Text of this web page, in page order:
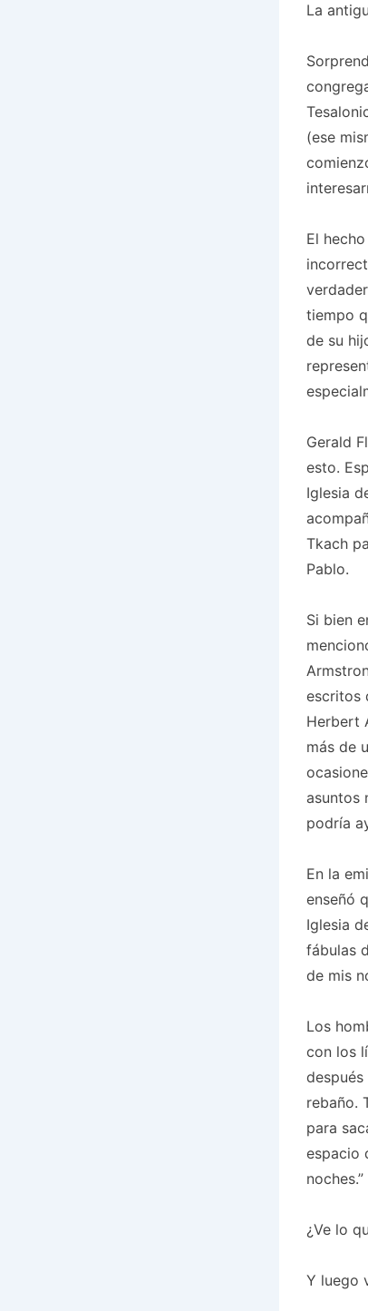
La
(ese
El
tiempo
de su
Gerald
esto.
Iglesia
Tkach
Pablo.
Si bien
escritos
Herbert
más de
asuntos
podría
En la
enseñó
Iglesia
fábulas
de mis
Los
con los
rebaño.
para
espacio
noches.”
¿Ve lo
Y luego